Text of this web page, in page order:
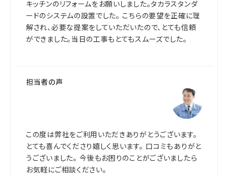
キッチンのリフォームをお願いしました。タカラスタンダ
ードのシステムの設置でした。 こちらの要望を正確に理
解され、必要な提案をしていただいたので、とても信頼
ができました。当日の工事もとてもスムーズでした。
担当者の声
この度は弊社をご利用いただきありがとうございます。
とても喜んでくださり嬉しく思います。 口コミもありがと
うございました。 今後もお困りのことがございましたら
お気軽にご相談ください。